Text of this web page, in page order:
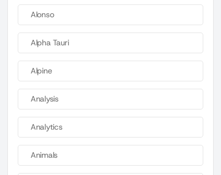
Alonso
Alpha Tauri
Alpine
Analysis
Analytics
Animals